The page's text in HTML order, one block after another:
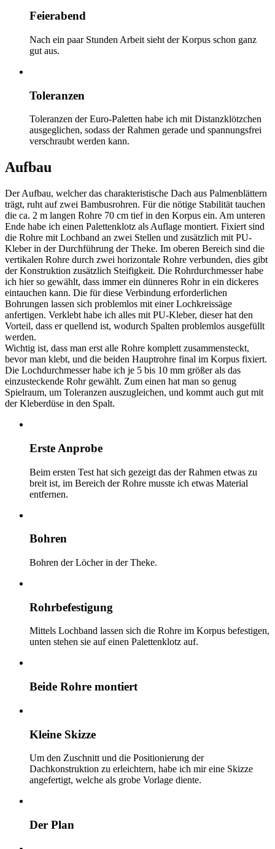
Feierabend
Nach ein paar Stunden Arbeit sieht der Korpus schon ganz
gut aus.
Toleranzen
Toleranzen der Euro-Paletten habe ich mit Distanzklötzchen
ausgeglichen, sodass der Rahmen gerade und spannungsfrei
verschraubt werden kann.
Aufbau
Der Aufbau, welcher das charakteristische Dach aus Palmenblättern
trägt, ruht auf zwei Bambusrohren. Für die nötige Stabilität tauchen
die ca. 2 m langen Rohre 70 cm tief in den Korpus ein. Am unteren
Ende habe ich einen Palettenklotz als Auflage montiert. Fixiert sind
die Rohre mit Lochband an zwei Stellen und zusätzlich mit PU-
Kleber in der Durchführung der Theke. Im oberen Bereich sind die
vertikalen Rohre durch zwei horizontale Rohre verbunden, dies gibt
der Konstruktion zusätzlich Steifigkeit. Die Rohrdurchmesser habe
ich hier so gewählt, dass immer ein dünneres Rohr in ein dickeres
eintauchen kann. Die für diese Verbindung erforderlichen
Bohrungen lassen sich problemlos mit einer Lochkreissäge
anfertigen. Verklebt habe ich alles mit PU-Kleber, dieser hat den
Vorteil, dass er quellend ist, wodurch Spalten problemlos ausgefüllt
werden.
Wichtig ist, dass man erst alle Rohre komplett zusammensteckt,
bevor man klebt, und die beiden Hauptrohre final im Korpus fixiert.
Die Lochdurchmesser habe ich je 5 bis 10 mm größer als das
einzusteckende Rohr gewählt. Zum einen hat man so genug
Spielraum, um Toleranzen auszugleichen, und kommt auch gut mit
der Kleberdüse in den Spalt.
Erste Anprobe
Beim ersten Test hat sich gezeigt das der Rahmen etwas zu
breit ist, im Bereich der Rohre musste ich etwas Material
entfernen.
Bohren
Bohren der Löcher in der Theke.
Rohrbefestigung
Mittels Lochband lassen sich die Rohre im Korpus befestigen,
unten stehen sie auf einen Palettenklotz auf.
Beide Rohre montiert
Kleine Skizze
Um den Zuschnitt und die Positionierung der
Dachkonstruktion zu erleichtern, habe ich mir eine Skizze
angefertigt, welche als grobe Vorlage diente.
Der Plan